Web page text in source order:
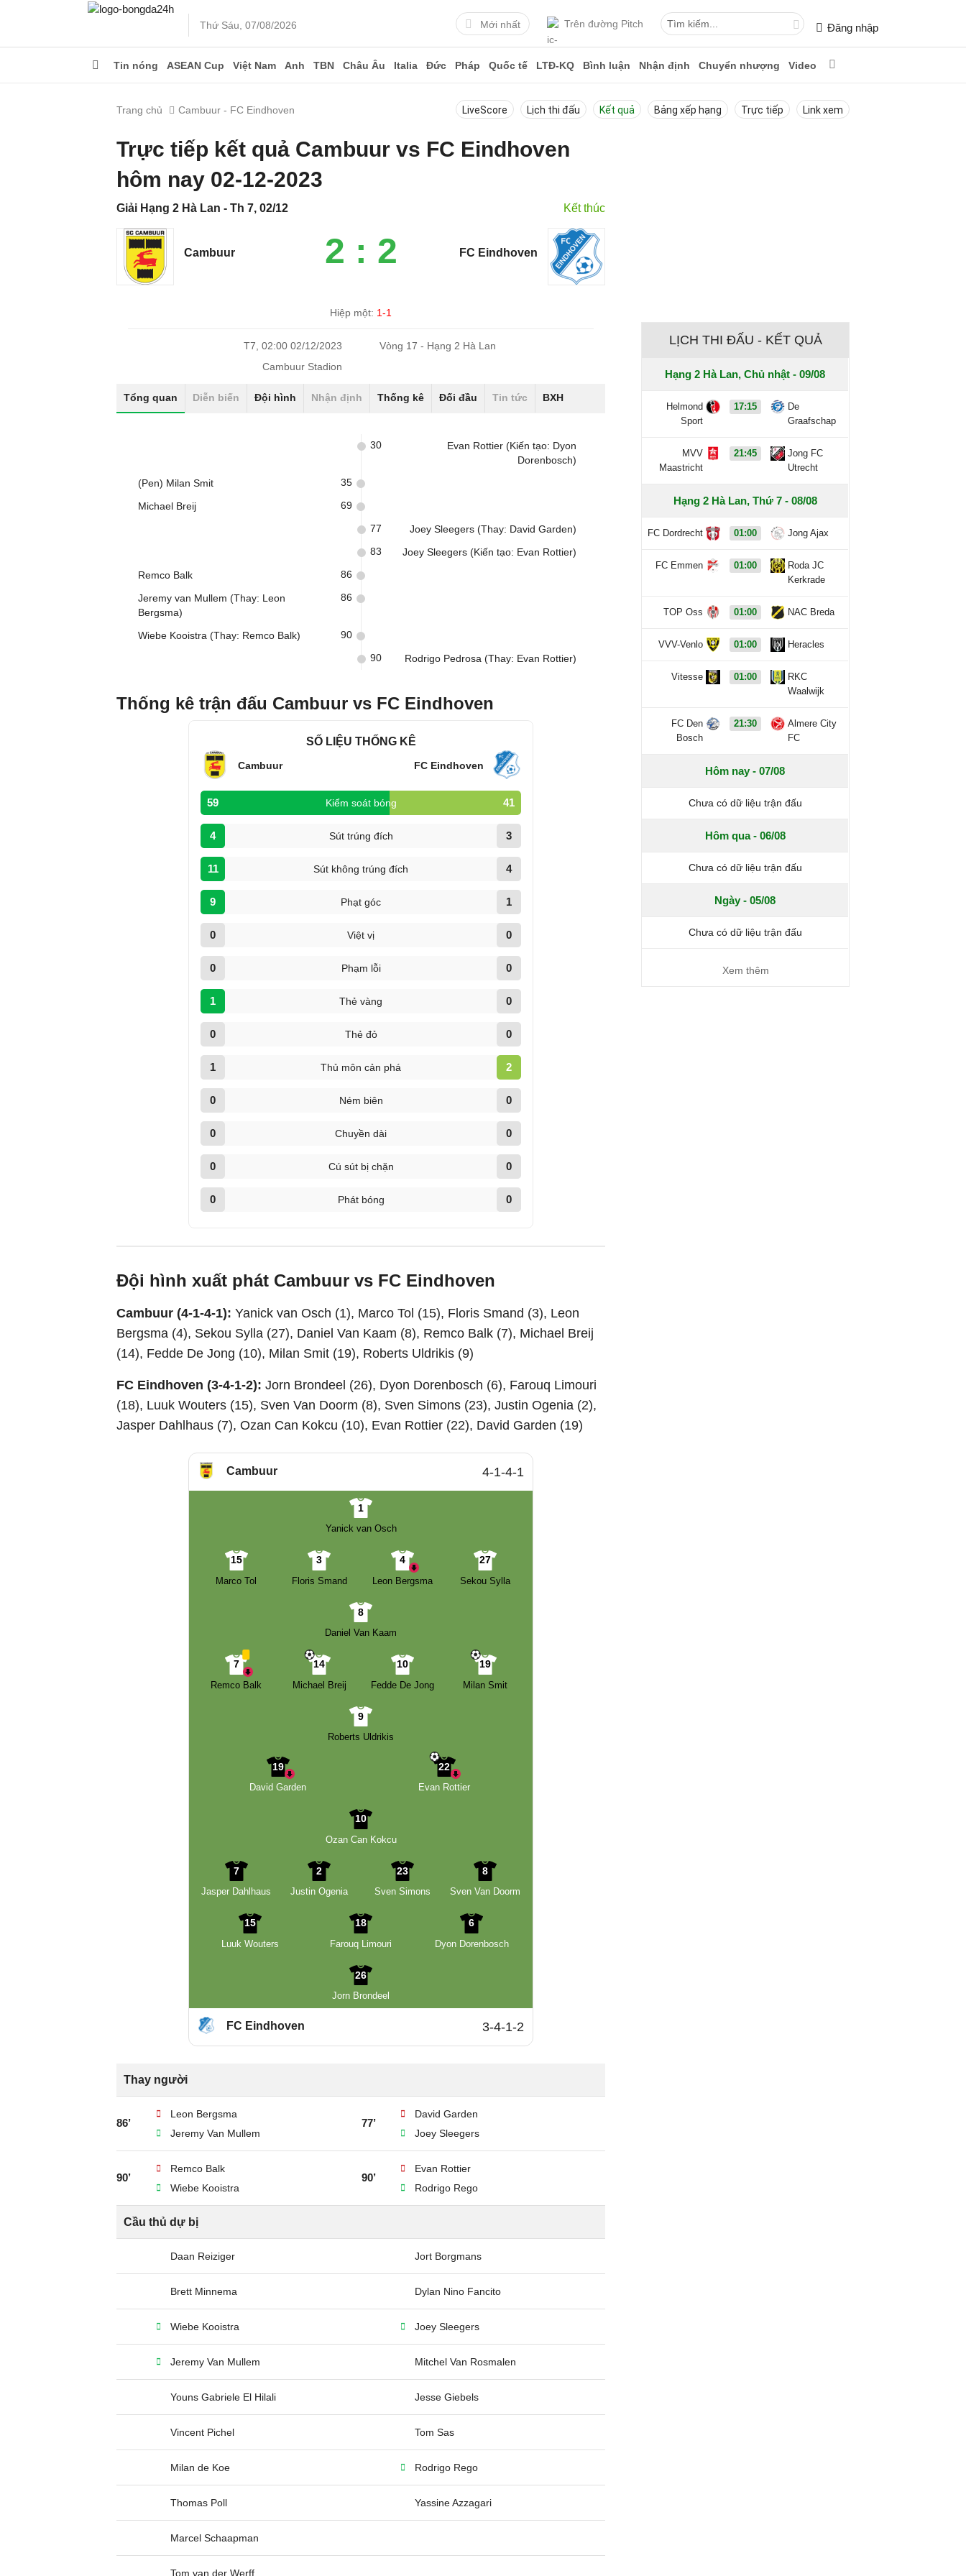
Thứ Sáu, 07/08/2026 Mới nhất Trên đường Pitch Đăng nhập
Tin nóng ASEAN Cup Việt Nam Anh TBN Châu Âu Italia Đức Pháp Quốc tế LTĐ-KQ Bình luận Nhận định Chuyển nhượng Video
Trang chủ Cambuur - FC Eindhoven LiveScore Lịch thi đấu Kết quả Bảng xếp hạng Trực tiếp Link xem
Trực tiếp kết quả Cambuur vs FC Eindhoven
hôm nay 02-12-2023
Giải Hạng 2 Hà Lan - Th 7, 02/12 Kết thúc
Cambuur 2 : 2 FC Eindhoven
Hiệp một: 1-1
T7, 02:00 02/12/2023
Vòng 17 - Hạng 2 Hà Lan
Cambuur Stadion
Tổng quan Diễn biến Đội hình Nhận định Thống kê Đối đầu Tin tức BXH
Evan Rottier (Kiến tạo: Dyon
Dorenbosch)
30
(Pen) Milan Smit 35
Michael Breij 69
Joey Sleegers (Thay: David Garden)
77
Joey Sleegers (Kiến tạo: Evan Rottier)
83
Remco Balk 86
Jeremy van Mullem (Thay: Leon
Bergsma)
86
Wiebe Kooistra (Thay: Remco Balk) 90
Rodrigo Pedrosa (Thay: Evan Rottier)
90
Thống kê trận đấu Cambuur vs FC Eindhoven
SỐ LIỆU THỐNG KÊ
Cambuur FC Eindhoven
59 Kiểm soát bóng 41
4 Sút trúng đích 3
11 Sút không trúng đích 4
9 Phạt góc 1
0 Việt vị 0
0 Phạm lỗi 0
1 Thẻ vàng 0
0 Thẻ đỏ 0
1 Thủ môn cản phá 2
0 Ném biên 0
0 Chuyền dài 0
0 Cú sút bị chặn 0
0 Phát bóng 0
Đội hình xuất phát Cambuur vs FC Eindhoven
Cambuur (4-1-4-1): Yanick van Osch (1), Marco Tol (15), Floris Smand (3), Leon
Bergsma (4), Sekou Sylla (27), Daniel Van Kaam (8), Remco Balk (7), Michael Breij
(14), Fedde De Jong (10), Milan Smit (19), Roberts Uldrikis (9)
FC Eindhoven (3-4-1-2): Jorn Brondeel (26), Dyon Dorenbosch (6), Farouq Limouri
(18), Luuk Wouters (15), Sven Van Doorm (8), Sven Simons (23), Justin Ogenia (2),
Jasper Dahlhaus (7), Ozan Can Kokcu (10), Evan Rottier (22), David Garden (19)
Cambuur 4-1-4-1
1
Yanick van Osch
15
Marco Tol
3
Floris Smand
4
Leon Bergsma
27
Sekou Sylla
8
Daniel Van Kaam
7
Remco Balk
14
Michael Breij
10
Fedde De Jong
19
Milan Smit
9
Roberts Uldrikis
19
David Garden
22
Evan Rottier
10
Ozan Can Kokcu
7
Jasper Dahlhaus
2
Justin Ogenia
23
Sven Simons
8
Sven Van Doorm
15
Luuk Wouters
18
Farouq Limouri
6
Dyon Dorenbosch
26
Jorn Brondeel
FC Eindhoven 3-4-1-2
Thay người
86’
Leon Bergsma
Jeremy Van Mullem
77’
David Garden
Joey Sleegers
90’
Remco Balk
Wiebe Kooistra
90’
Evan Rottier
Rodrigo Rego
Cầu thủ dự bị
Daan Reiziger Jort Borgmans
Brett Minnema Dylan Nino Fancito
Wiebe Kooistra Joey Sleegers
Jeremy Van Mullem Mitchel Van Rosmalen
Youns Gabriele El Hilali Jesse Giebels
Vincent Pichel Tom Sas
Milan de Koe Rodrigo Rego
Thomas Poll Yassine Azzagari
Marcel Schaapman
Tom van der Werff
LỊCH THI ĐẤU - KẾT QUẢ
Hạng 2 Hà Lan, Chủ nhật - 09/08
Helmond
Sport
17:15
De
Graafschap
MVV
Maastricht
21:45
Jong FC
Utrecht
Hạng 2 Hà Lan, Thứ 7 - 08/08
FC Dordrecht 01:00 Jong Ajax
FC Emmen 01:00
Roda JC
Kerkrade
TOP Oss 01:00 NAC Breda
VVV-Venlo 01:00 Heracles
Vitesse 01:00
RKC
Waalwijk
FC Den
Bosch
21:30
Almere City
FC
Hôm nay - 07/08
Chưa có dữ liệu trận đấu
Hôm qua - 06/08
Chưa có dữ liệu trận đấu
Ngày - 05/08
Chưa có dữ liệu trận đấu
Xem thêm